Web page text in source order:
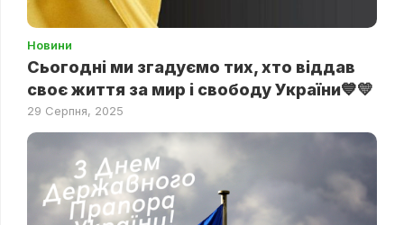
Новини
Сьогодні ми згадуємо тих, хто віддав
своє життя за мир і свободу України💙💛
29 Серпня, 2025